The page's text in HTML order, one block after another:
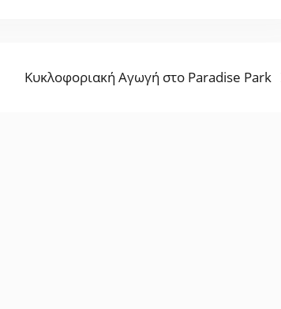
Next
Κυκλοφοριακή Αγωγή στο Paradise Park